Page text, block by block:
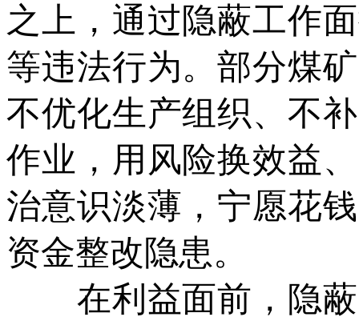
之上，通过隐蔽工作
等违法行为。部分煤
不优化生产组织、不
作业，用风险换效益
治意识淡薄，宁愿花
资金整改隐患。
在利益面前，隐蔽